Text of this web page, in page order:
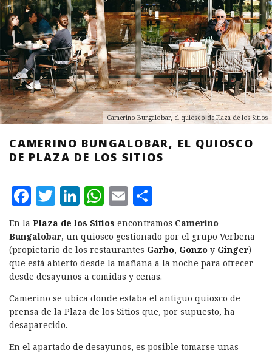
Camerino Bungalobar, el quiosco de Plaza de los Sitios
CAMERINO BUNGALOBAR, EL QUIOSCO
DE PLAZA DE LOS SITIOS
F
a
c
e
b
o
o
k
T
w
it
te
r
L
i
n
k
e
d
I
W
h
at
s
A
p
p
E
m
ai
l
o
m
p
a
rt
ir
En la Plaza de los Sitios encontramos Camerino
Bungalobar, un quiosco gestionado por el grupo Verbena
(propietario de los restaurantes Garbo, Gonzo y Ginger)
que está abierto desde la mañana a la noche para ofrecer
desde desayunos a comidas y cenas.
Camerino se ubica donde estaba el antiguo quiosco de
prensa de la Plaza de los Sitios que, por supuesto, ha
desaparecido.
En el apartado de desayunos, es posible tomarse unas